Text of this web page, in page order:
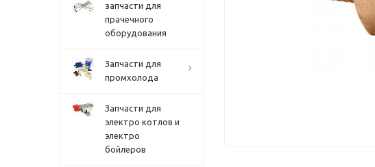
запчасти для
прачечного
оборудования
Запчасти для
промхолода
Запчасти для
электро котлов и
электро
бойлеров